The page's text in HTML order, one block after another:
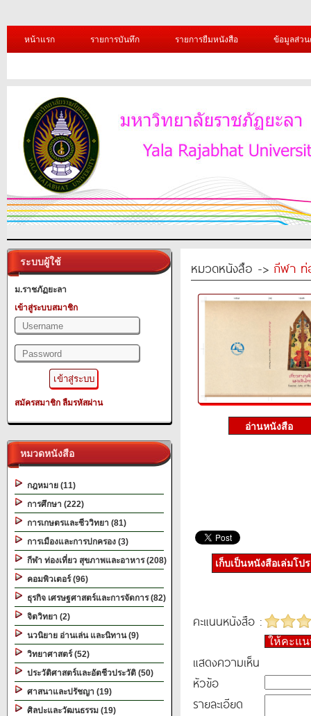
หน้าแรก รายการบันทึก รายการยืมหนังสือ ข้อมูลส่ว
ระบบผู้ใช้
ม.ราชภัฏยะลา
เข้าสู่ระบบสมาชิก
สมัครสมาชิก ลืมรหัสผ่าน
หมวดหนังสือ
กฎหมาย (11)
การศึกษา (222)
การเกษตรและชีววิทยา (81)
การเมืองและการปกครอง (3)
กีฬา ท่องเที่ยว สุขภาพและอาหาร (208)
คอมพิวเตอร์ (96)
ธุรกิจ เศรษฐศาสตร์และการจัดการ (82)
จิตวิทยา (2)
นวนิยาย อ่านเล่น และนิทาน (9)
วิทยาศาสตร์ (52)
ประวัติศาสตร์และอัตชีวประวัติ (50)
ศาสนาและปรัชญา (19)
ศิลปะและวัฒนธรรม (19)
หมวดหนังสือ -> กีฬา ท่
เก็บเป็นหนังสือเล่มโป
คะแนนหนังสือ :
ให้คะแ
แสดงความเห็น
หัวข้อ
รายละเอียด